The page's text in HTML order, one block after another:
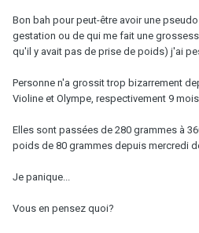
Bon bah pour peut-être avoir une
gestation ou de qui me fait une
qu'il y avait pas de prise de poids) j'ai
Personne n'a grossit trop bizarrement
Violine et Olympe, respectivement 9
Elles sont passées de 280 grammes à
poids de 80 grammes depuis mercredi
Je panique...
Vous en pensez quoi?